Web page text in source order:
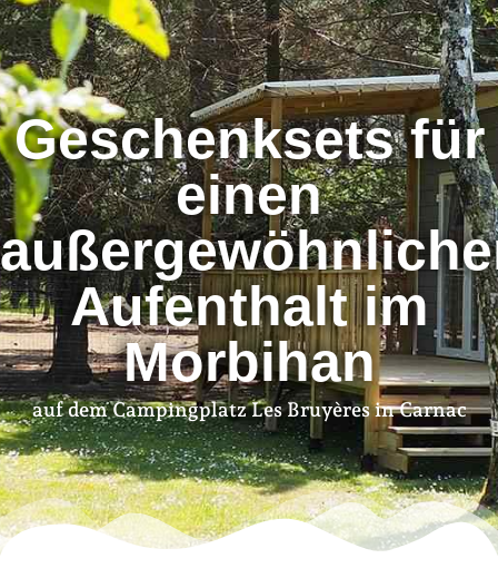
Geschenksets für
einen
Aufenthalt im
Morbihan
auf dem Campingplatz Les Bruyères in Carnac